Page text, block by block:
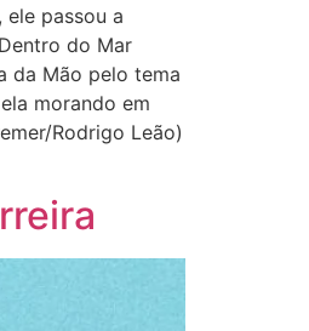
passou a
do Mar
da Mão pelo tema
morando em
Rodrigo Leão)